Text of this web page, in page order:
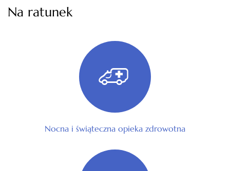
Na ratunek
Nocna i świąteczna opieka zdrowotna